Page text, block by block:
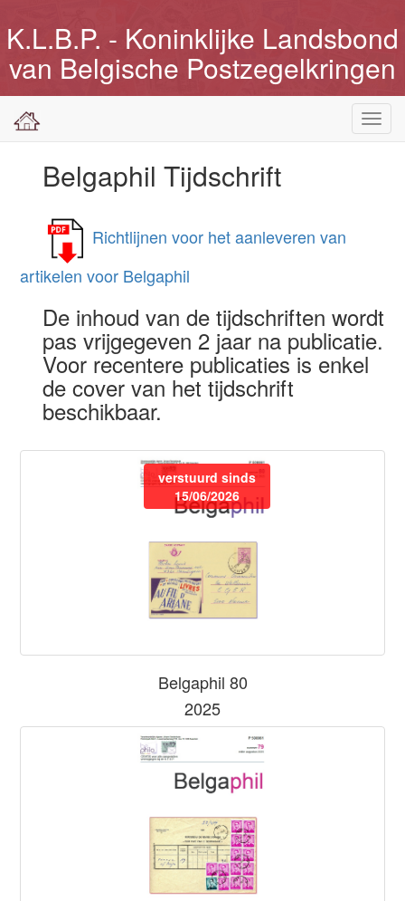
K.L.B.P. - Koninklijke Landsbond
van Belgische Postzegelkringen
Belgaphil Tijdschrift
Richtlijnen voor het aanleveren van
artikelen voor Belgaphil
De inhoud van de tijdschriften wordt
pas vrijgegeven 2 jaar na publicatie.
Voor recentere publicaties is enkel
de cover van het tijdschrift
beschikbaar.
verstuurd sinds
15/06/2026
Belgaphil 80
2025